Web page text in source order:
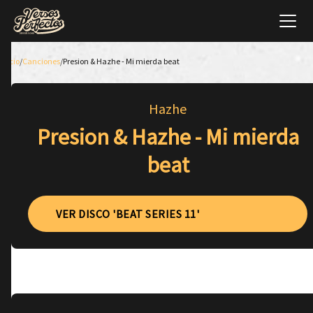
Inicio/Canciones/Presion & Hazhe - Mi mierda beat
Hazhe
Presion & Hazhe - Mi mierda
beat
VER DISCO 'BEAT SERIES 11'